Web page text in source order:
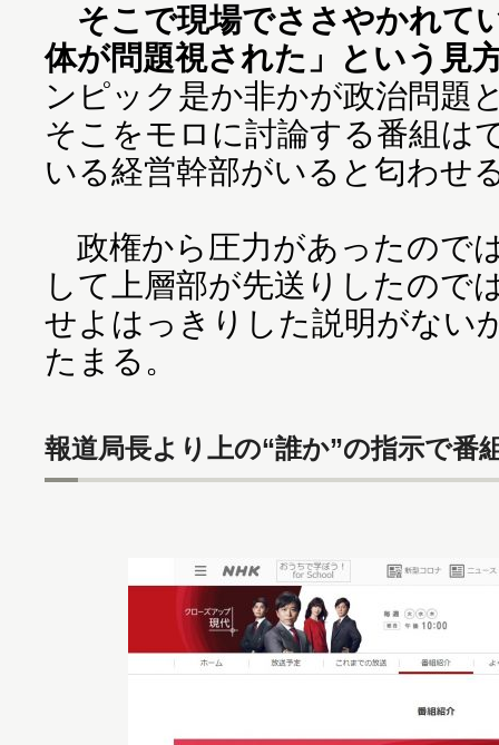
そこで現場でささやかれて
体が問題視された」という見
ンピック是か非かが政治問題
そこをモロに討論する番組は
いる経営幹部がいると匂わせ
政権から圧力があったので
して上層部が先送りしたの
せよはっきりした説明がない
たまる。
報道局長より上の“誰か”の指示で番